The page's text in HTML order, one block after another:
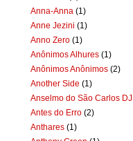
Anna-Anna (1)
Anne Jezini (1)
Anno Zero (1)
Anônimos Alhures (1)
Anônimos Anônimos (2)
Another Side (1)
Anselmo do São Carlos DJ
Antes do Erro (2)
Anthares (1)